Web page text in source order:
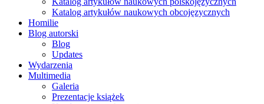
Katalog artykułów naukowych obcojęzycznych
Homilie
Blog autorski
Blog
Updates
Wydarzenia
Multimedia
Galeria
Prezentacje książek